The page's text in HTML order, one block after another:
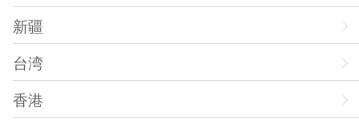
新疆
台湾
香港